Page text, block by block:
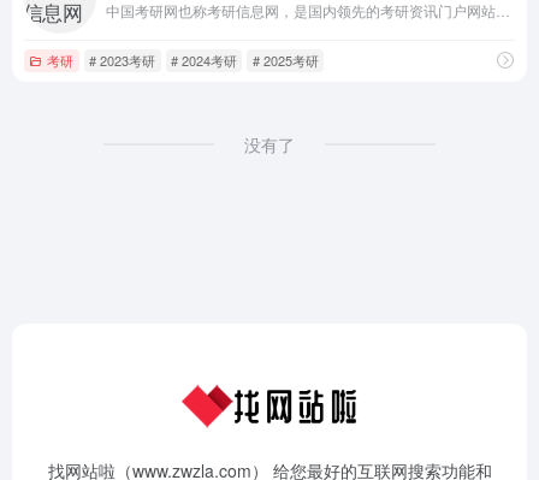
考研 # 2023考研 # 2024考研 # 2025考研
没有了
找网站啦（www.zwzla.com） 给您最好的互联网搜索功能和